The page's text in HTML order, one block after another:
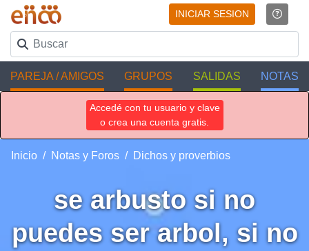
INICIAR SESION
PAREJA / AMIGOS GRUPOS SALIDAS NOTAS
Accedé con tu usuario y clave
o crea una cuenta gratis.
Inicio Notas y Foros Dichos y proverbios
se arbusto si no
puedes ser arbol, si no